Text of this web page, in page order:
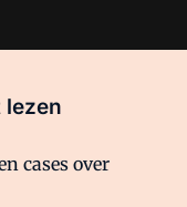
lezen
cases over